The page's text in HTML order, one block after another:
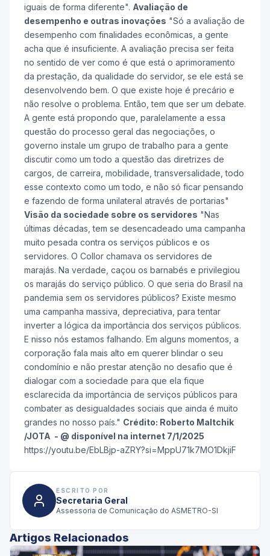
iguais de forma diferente". Avaliação de
desempenho e outras inovações "Só a avaliação de
desempenho com finalidades econômicas, a gente
acha que é insuficiente. A avaliação precisa ser feita
no sentido de ver como é que está o aprimoramento
da prestação, da qualidade do servidor, se ele está se
desenvolvendo bem. O que existe hoje é precário e
não resolve o problema. Então, tem que ser um debate.
A gente está propondo que, paralelamente a essa
questão do processo geral das negociações, o
governo instale um grupo de trabalho para a gente
discutir como um todo a questão das diretrizes de
cargos, de carreira, mobilidade, transversalidade, todo
esse contexto como um todo, e não só ficar pensando
e fazendo de forma unilateral através de portarias"
Visão da sociedade sobre os servidores "Nas
últimas décadas, tem se desencadeado uma campanha
muito pesada contra os serviços públicos e os
servidores. O Collor chamava os servidores de
marajás. Na verdade, caçou os barnabés e privilegiou
os marajás do serviço público. O que seria do Brasil na
pandemia sem os servidores públicos? Existe mesmo
uma campanha massiva, depreciativa, para tentar
inverter a lógica da importância dos serviços públicos.
E nisso nós estamos falhando. Em alguns momentos, a
corporação fala mais alto em querer blindar o seu
condomínio e não prestar atenção no desafio que é
dialogar com a sociedade para que ela fique
esclarecida da importância de serviços públicos para
combater as desigualdades sociais que ainda é muito
grandes no nosso país." Crédito: Roberto Maltchik
/JOTA - @ disponível na internet 7/1/2025
https://youtu.be/EbLBjp-aZRY?si=MppU71k7MO1DkjiF
ESCRITO POR
Secretaria Geral
Assessoria de Comunicação do ASMETRO-SI
Artigos Relacionados